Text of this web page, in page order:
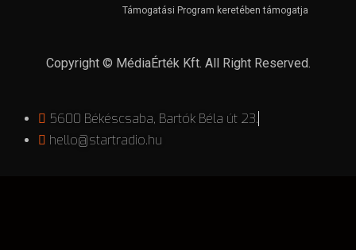
Támogatási Program keretében támogatja
Copyright © MédiaÉrték Kft. All Right Reserved.
5600 Békéscsaba, Bartók Béla út 23.
hello@startradio.hu